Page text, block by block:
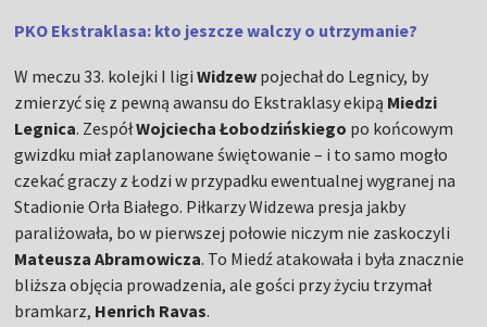
PKO Ekstraklasa: kto jeszcze walczy o utrzymanie?
W meczu 33. kolejki I ligiWidzew pojechał do Legnicy, by
zmierzyć się z pewną awansu do Ekstraklasy ekipą Miedzi
Legnica. ZespółWojciecha Łobodzińskiego po końcowym
gwizdku miał zaplanowane świętowanie – i to samo mogło
czekać graczy z Łodzi w przypadku ewentualnej wygranej na
Stadionie Orła Białego. Piłkarzy Widzewa presja jakby
paraliżowała, bo w pierwszej połowie niczym nie zaskoczyli
Mateusza Abramowicza. To Miedź atakowała i była znacznie
bliższa objęcia prowadzenia, ale gości przy życiu trzymał
bramkarz, Henrich Ravas.